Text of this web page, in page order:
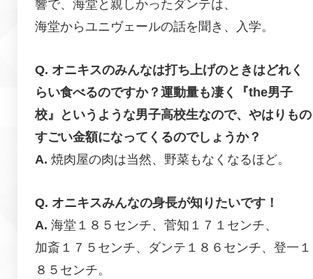
響で、海堂と親しかったダンテは、
海堂からユニヴェールの話を聞き、入学。
オニキスのみんなは打ち上げのときはどれく
らい食べるのですか？運動量も凄く『the男子
校』というような男子高校生なので、やはりもの
すごい金額になってくるのでしょうか？
焼肉屋の肉は当然、野菜もなくなるほど。
オニキスみんなの身長が知りたいです！
海堂１８５センチ、菅知１７１センチ、
加斎１７５センチ、ダンテ１８６センチ、登一１
８５センチ。